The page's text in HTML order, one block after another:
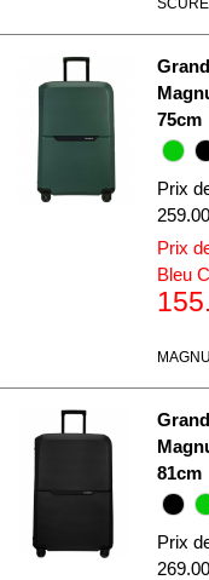
75cm
Prix
Prix
Bleu
81cm
Prix